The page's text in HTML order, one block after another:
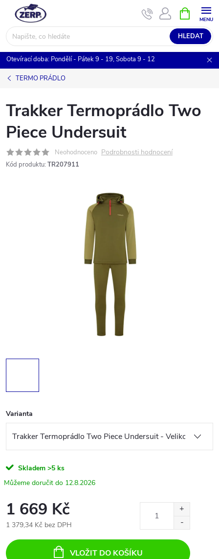
obsah
HLEDAT
NÁKUPNÍ
KOŠÍK
Otevírací doba: Pondělí - Pátek 9 - 19, Sobota 9 - 12
TERMO PRÁDLO
Trakker Termoprádlo Two
Piece Undersuit
Neohodnoceno Podrobnosti hodnocení
Kód produktu: TR207911
Varianta
Skladem >5 ks
12.8.2026
1 669 Kč
1 379,34 Kč bez DPH
cena:
VLOŽIT DO KOŠÍKU